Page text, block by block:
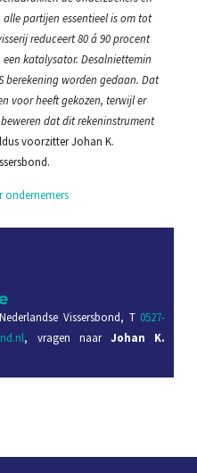
partijen essentieel is om tot
reduceert 80 á 90 procent
katalysator. Desalniettemin
berekening worden gedaan. Dat
voor heeft gekozen, terwijl er
dat dit rekeninstrument
voorzitter Johan K.
ondernemers
Vissersbond, T 0527-
, vragen naarJohan K.